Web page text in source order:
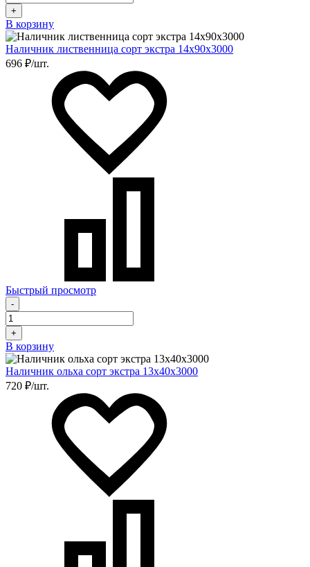
+
В корзину
Наличник лиственница сорт экстра 14х90х3000
696 ₽/шт.
Быстрый просмотр
-
+
В корзину
Наличник ольха сорт экстра 13х40х3000
720 ₽/шт.